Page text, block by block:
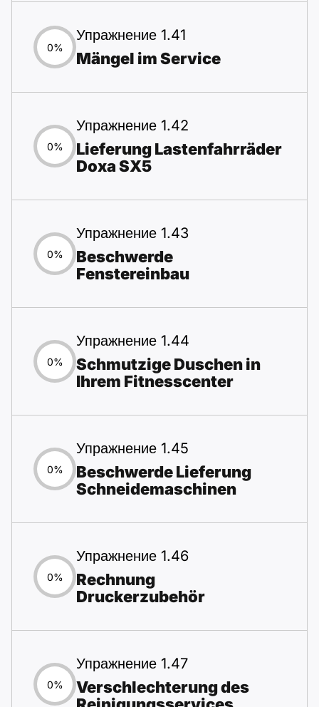
0%
Упражнение 1.41
Mängel im Service
0%
Упражнение 1.42
Lieferung Lastenfahrräder
Doxa SX5
0%
Упражнение 1.43
Beschwerde
Fenstereinbau
0%
Упражнение 1.44
Schmutzige Duschen in
Ihrem Fitnesscenter
0%
Упражнение 1.45
Beschwerde Lieferung
Schneidemaschinen
0%
Упражнение 1.46
Rechnung
Druckerzubehör
0%
Упражнение 1.47
Verschlechterung des